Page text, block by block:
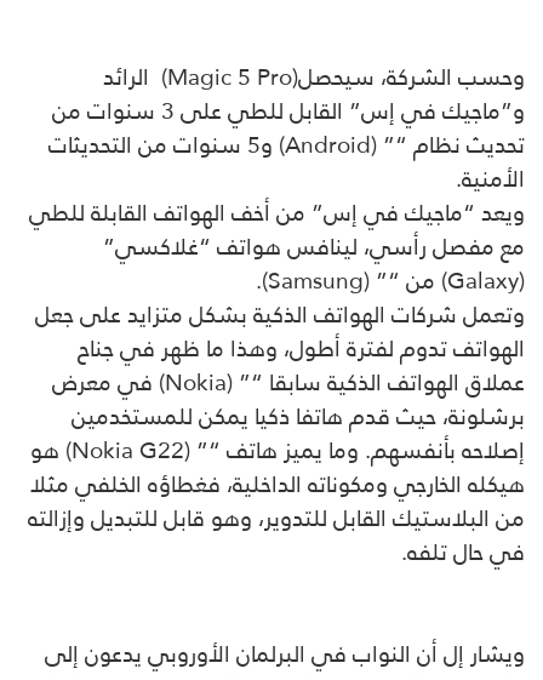
وحسب الشركة، سيحصل(Magic 5 Pro) الرائد
و”ماجيك في إس” القابل للطي على 3 سنوات من
تحديث نظام “” (Android) و5 سنوات من التحديثات
الأمنية.
ويعد “ماجيك في إس” من أخف الهواتف القابلة للطي
مع مفصل رأسي، لينافس هواتف “غلاكسي”
(Galaxy) من “” (Samsung).
وتعمل شركات الهواتف الذكية بشكل متزايد على جعل
الهواتف تدوم لفترة أطول، وهذا ما ظهر في جناح
عملاق الهواتف الذكية سابقا “” (Nokia) في معرض
برشلونة، حيث قدم هاتفا ذكيا يمكن للمستخدمين
إصلاحه بأنفسهم. وما يميز هاتف “” (Nokia G22) هو
هيكله الخارجي ومكوناته الداخلية، فغطاؤه الخلفي مثلا
من البلاستيك القابل للتدوير، وهو قابل للتبديل وإزالته
في حال تلفه.
ويشار إل أن النواب في البرلمان الأوروبي يدعون إلى